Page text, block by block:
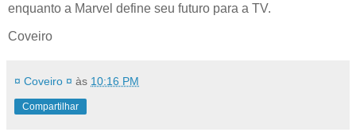
enquanto a Marvel define seu futuro para a TV.
Coveiro
¤ Coveiro ¤ às 10:16 PM
Compartilhar